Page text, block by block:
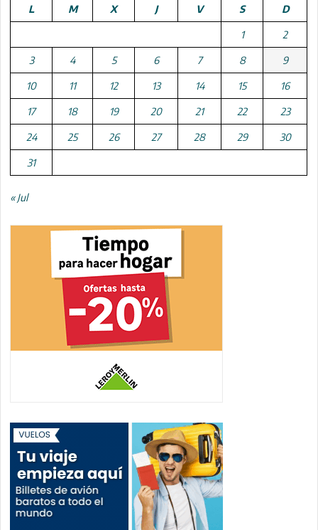
L
M X J V S D
1 2
3 4 5 6 7 8 9
10 11 12 13 14 15 16
17 18 19 20 21 22 23
24 25 26 27 28 29 30
31
« Jul